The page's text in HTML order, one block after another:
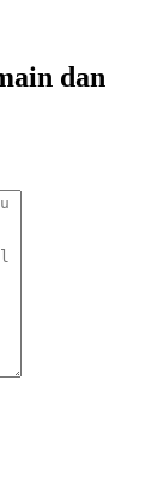
dan